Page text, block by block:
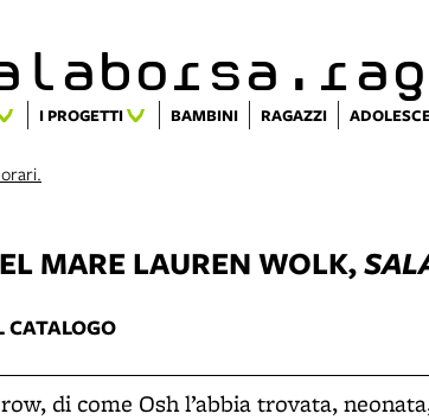
I PROGETTI BAMBINI RAGAZZI
MARE LAUREN WOLK,
CATALOGO
di come Osh l’abbia trovata,